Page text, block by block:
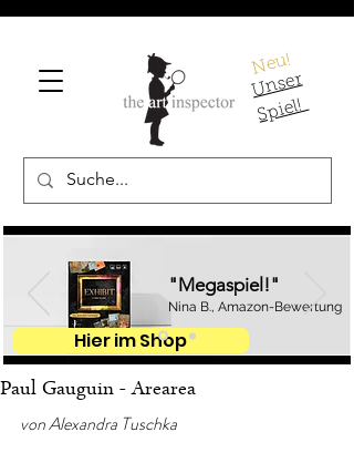
Neu!
U
ns
er
S
pi
el!
"Megaspiel!"
Nina B., Amazon-Bewertung
Hier im Shop
Paul Gauguin - Arearea
von Alexandra Tuschka